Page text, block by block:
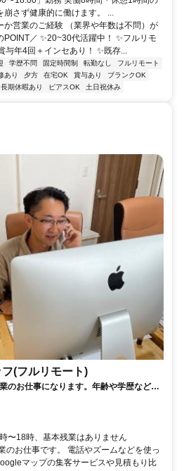
崩さず健康的に働けます。 ...
営業のご経験 （業界や年数は不問）が
／ ✨20~30代活躍中！ ✨フルリモ
与年4回＋インセあり！ ✨既存...
学歴不問 固定時間制 転勤なし
フルリモート
あり 夕方 在宅OK 賞与あり
ブランクOK
長期休暇あり ピアスOK 土日祝休み
(フルリモート)
のお仕事になります。年齢や学歴など問
〜18時、基本残業はありません
のお仕事です。 電話やズームなどを使っ
マップの集客サービスや見積もり比